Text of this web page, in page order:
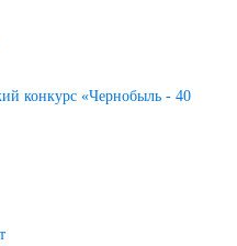
конкурс «Чернобыль - 40